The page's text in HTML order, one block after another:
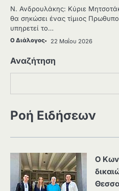
Ν. Ανδρουλάκης: Κύριε
θα σηκώσει ένας τίμιος
υπηρετεί το…
Ο Διάλογος 22 Μαΐου 2026
Αναζήτηση
Ροή Ειδήσεων
Ο